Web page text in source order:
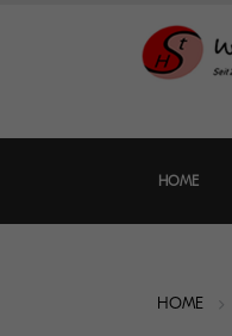
HOME
HOME